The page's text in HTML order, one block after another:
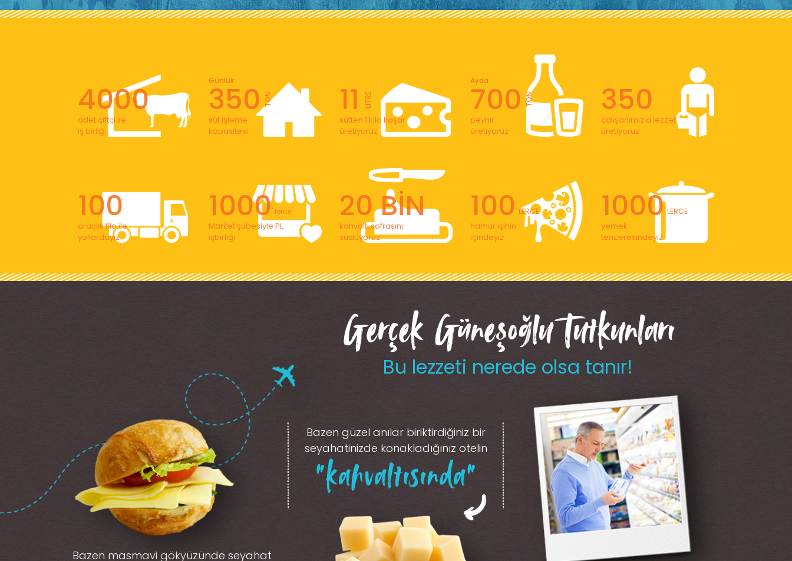
4000
adet çiftçi ile
iş birliği
350
Günlük
TON
süt işleme
kapasitesi
11 LİTRE
sütten 1 kilo kaşar
üretiyoruz
700
Ayda
TON
peynir
üretiyoruz
350
çalışanımızla lezzet
üretiyoruz
100
araçlık filo ile
yollardayız
1000' lerce
Market şubesiyle PL
işbirliği
20 BİN
kahvaltı sofrasını
süslüyoruz
100' LERCE
hamur işinin
içindeyiz
1000' LERCE
yemek
tenceresindeyiz
Gerçek Güneşoğlu Tutkunları
Bu lezzeti nerede olsa tanır!
Bazen masmavi gökyüzünde seyahat
Bazen güzel anılar biriktirdiğiniz bir
seyahatinizde konakladığınız otelin
“kahvaltısında”